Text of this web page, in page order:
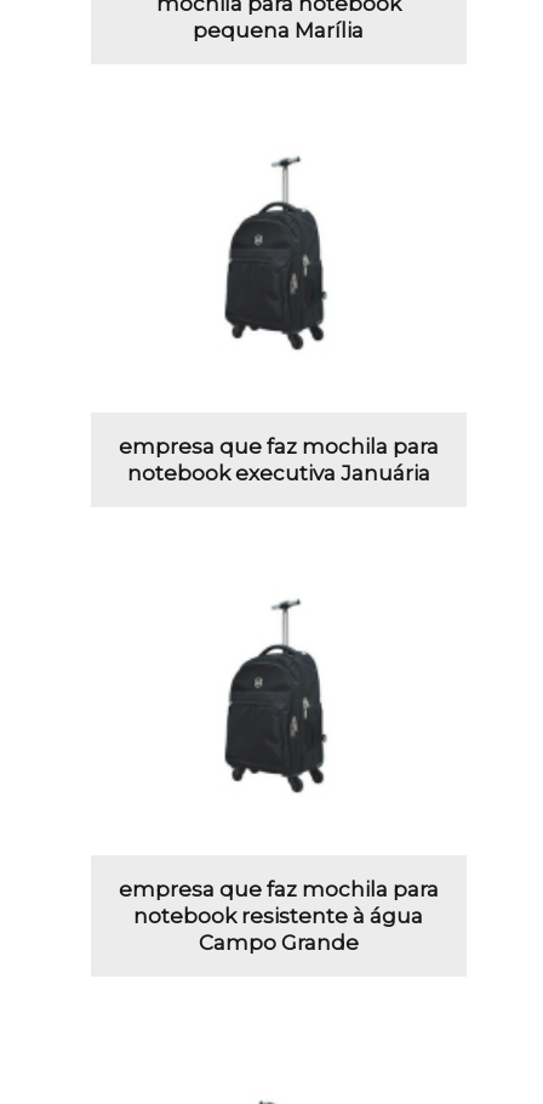
pequena Marília
empresa que faz mochila para
notebook executiva Januária
empresa que faz mochila para
notebook resistente à água
Campo Grande